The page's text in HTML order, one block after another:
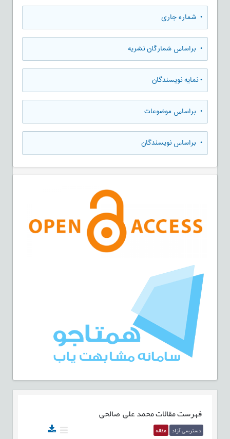
• شماره جاری
• براساس شمارگان نشریه
•نمایه نویسندگان
• براساس موضوعات
• براساس نویسندگان
فهرست مقالاتمحمد علی صالحی
دسترسی آزاد مقاله